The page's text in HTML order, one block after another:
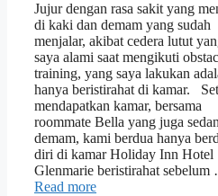
Jujur dengan rasa sakit yang
di kaki dan demam yang sudah
menjalar, akibat cedera lutut
saya alami saat mengikuti
training, yang saya lakukan
hanya beristirahat di kamar.
mendapatkan kamar, bersama
roommate Bella yang juga
demam, kami berdua hanya
diri di kamar Holiday Inn Hotel
Glenmarie beristirahat
Read more